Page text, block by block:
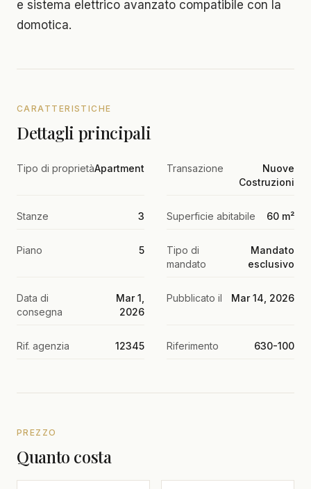
e sistema elettrico avanzato compatibile con la
domotica.
CARATTERISTICHE
Dettagli principali
Tipo di proprietàApartment Transazione
Nuove
Costruzioni
Stanze 3 Superficie abitabile 60 m²
Piano 5
Tipo di
mandato
Mandato
esclusivo
Data di
consegna
Mar 1,
2026
Pubblicato il Mar 14, 2026
Rif. agenzia 12345 Riferimento 630-100
PREZZO
Quanto costa